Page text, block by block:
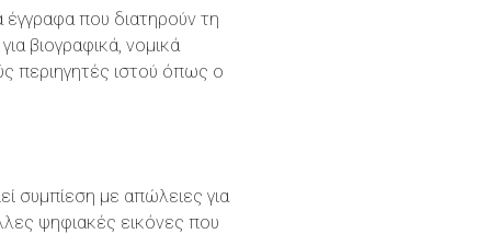
έγγραφα που διατηρούν τη
βιογραφικά, νομικά
περιηγητές ιστού όπως ο
συμπίεση με απώλειες για
ψηφιακές εικόνες που